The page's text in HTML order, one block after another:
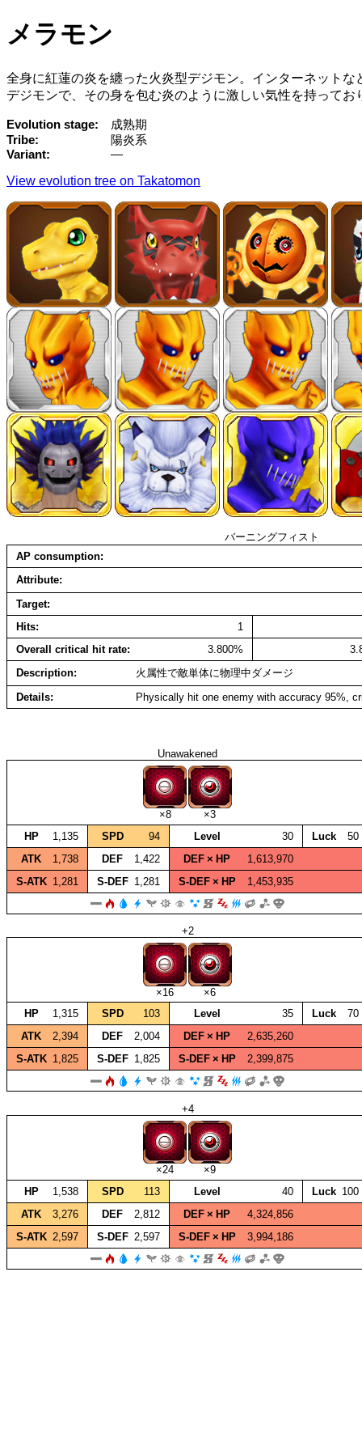
メラモン
全身に紅蓮の炎を纏った火炎型デジモン。インターネット
デジモンで、その身を包む炎のように激しい気性を持って
Evolution stage
成熟期
Tribe
陽炎系
Variant
—
View evolution tree on Takatomon
バーニングフィスト
AP consumption
Attribute
Target
Hits
1
Overall critical hit rate
3.800%
Description
火属性で敵単体に物理中ダメージ
Details
Physically hit one enemy with accuracy 95%,
Unawakened
×8
×3
HP
1,135 SPD 94 Level 30 Luck
50
ATK
1,738 DEF 1,422 DEF × HP
1,613,970
S‑ATK 1,281 S‑DEF 1,281 S‑DEF × HP 1,453,935
+2
×16
×6
HP
1,315 SPD 103 Level 35 Luck
70
ATK
2,394 DEF 2,004 DEF × HP
2,635,260
S‑ATK 1,825 S‑DEF 1,825 S‑DEF × HP 2,399,875
+4
×24
×9
HP
1,538 SPD 113 Level 40 Luck 100
ATK
3,276 DEF 2,812 DEF × HP
4,324,856
S‑ATK 2,597 S‑DEF 2,597 S‑DEF × HP 3,994,186